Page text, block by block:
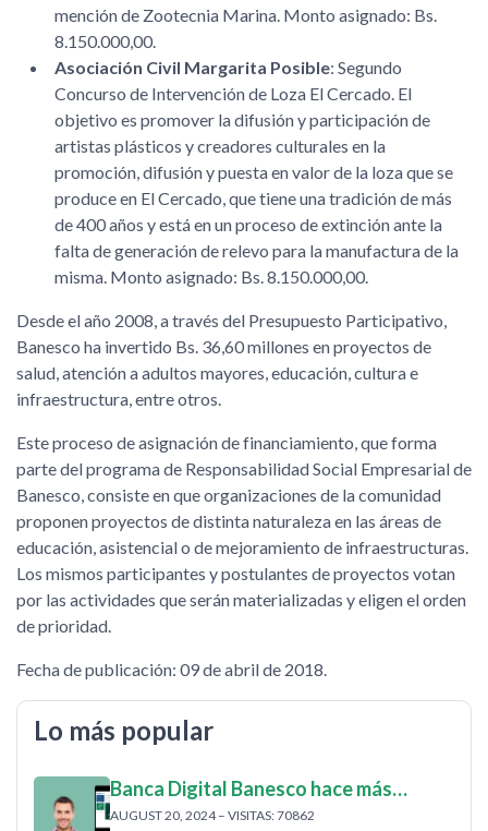
mención de Zootecnia Marina. Monto asignado: Bs.
8.150.000,00.
Asociación Civil Margarita Posible: Segundo
Concurso de Intervención de Loza El Cercado. El
objetivo es promover la difusión y participación de
artistas plásticos y creadores culturales en la
promoción, difusión y puesta en valor de la loza que se
produce en El Cercado, que tiene una tradición de más
de 400 años y está en un proceso de extinción ante la
falta de generación de relevo para la manufactura de la
misma. Monto asignado: Bs. 8.150.000,00.
Desde el año 2008, a través del Presupuesto Participativo,
Banesco ha invertido Bs. 36,60 millones en proyectos de
salud, atención a adultos mayores, educación, cultura e
infraestructura, entre otros.
Este proceso de asignación de financiamiento, que forma
parte del programa de Responsabilidad Social Empresarial de
Banesco, consiste en que organizaciones de la comunidad
proponen proyectos de distinta naturaleza en las áreas de
educación, asistencial o de mejoramiento de infraestructuras.
Los mismos participantes y postulantes de proyectos votan
por las actividades que serán materializadas y eligen el orden
de prioridad.
Fecha de publicación: 09 de abril de 2018.
Lo más popular
Banca Digital Banesco hace más…
AUGUST 20, 2024 – VISITAS: 70862